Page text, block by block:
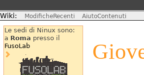
Wiki: ModificheRecenti AiutoContenuti
Le sedi di Ninux sono:
a Roma presso il
FusoLab